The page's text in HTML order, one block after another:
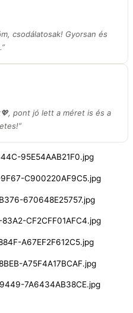
csodálatosak! Gyorsan és
pont jó lett a méret is és a